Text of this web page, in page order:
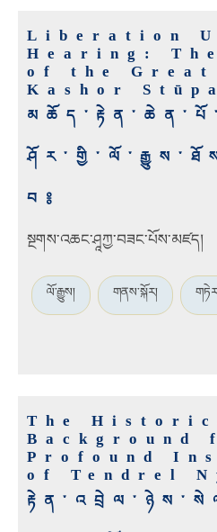
Liberation
Hearing:
of the Great
Kashor Stūpa
བ༔
སྔགས་འཆང་ཤཱཀྱ་བཟང་པོས་མཛད།
ལོ་རྒྱུས། གནས་སྐོར།
The
Background
Profound
of Tendrel